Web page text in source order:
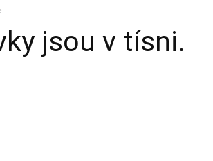
jsou v tísni.